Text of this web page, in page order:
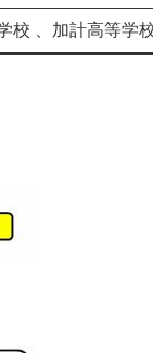
校 、加計高等学